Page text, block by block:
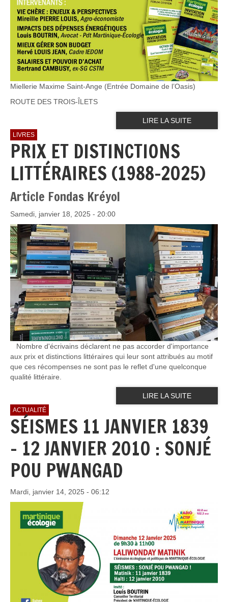
Miellerie Maxime Saint-Ange (Entrée Domaine de l’Oasis)
ROUTE DES TROIS-ÎLETS
LIRE LA SUITE
LIVRES
PRIX ET DISTINCTIONS
LITTÉRAIRES (1988-2025)
Article Fondas Kréyol
Samedi, janvier 18, 2025 - 20:00
Nombre d'écrivains déclarent ne pas accorder d'importance
aux prix et distinctions littéraires qui leur sont attribués au motif
que ces récompenses ne sont pas le reflet d'une quelconque
qualité littéraire.
LIRE LA SUITE
ACTUALITÉ
SÉISMES 11 JANVIER 1839
- 12 JANVIER 2010 : SONJÉ
POU PWANGAD
Mardi, janvier 14, 2025 - 06:12